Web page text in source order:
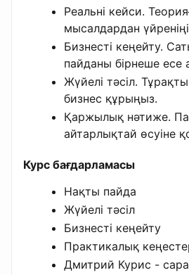
Реальні кейси.
мысалдардан
Бизнесті кеңейту.
пайданы бірнеше есе
Жүйелі тәсіл.
бизнес құрыңыз.
Қаржылық нәтиже.
айтарлықтай өсуіне
Курс бағдарламасы
Нақты пайда
Жүйелі тәсіл
Бизнесті кеңейту
Практикалық
Дмитрий Курис -